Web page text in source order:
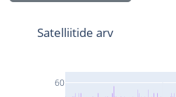
60
Satelliitide arv